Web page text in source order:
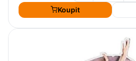
Koupit